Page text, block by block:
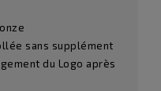
sans supplément
du Logo après